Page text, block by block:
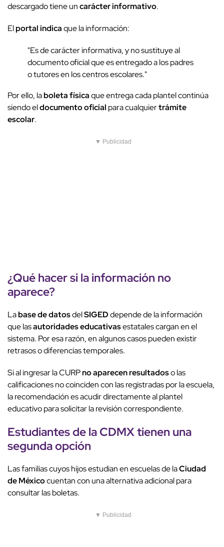
descargado tiene uncarácter informativo.
Elportal indicaque la información:
"Es de carácter informativa, y no sustituye al
documento oficial que es entregado a los padres
o tutores en los centros escolares."
Por ello, laboleta físicaque entrega cada plantel continúa
siendo eldocumento oficial para cualquiertrámite
escolar.
▼ Publicidad
¿Qué hacer si lainformación no
aparece?
Labase de datosdelSIGEDdepende de la información
que lasautoridades educativasestatales cargan en el
sistema. Por esa razón, en algunos casos pueden existir
retrasos o diferencias temporales.
Si al ingresar la CURPno aparecen resultadoso las
calificaciones no coinciden con las registradas por la escuela,
la recomendación es acudir directamente al plantel
educativo para solicitar la revisión correspondiente.
Estudiantes de la CDMX tienen una
segunda opción
Las familias cuyos hijos estudian en escuelas de laCiudad
de Méxicocuentan con una alternativa adicional para
consultar las boletas.
▼ Publicidad